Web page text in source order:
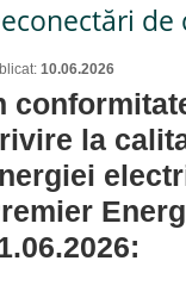
10.06.2026
la